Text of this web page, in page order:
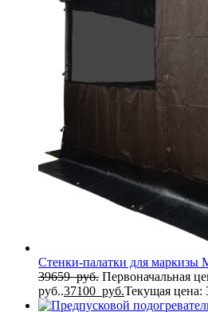
Стенки-палатки для маркизы
39659руб. Первоначальная
руб..37100 руб.Текущая цена: